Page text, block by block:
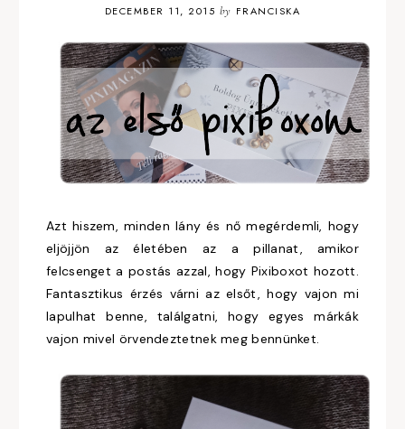
DECEMBER 11, 2015 by FRANCISKA
Azt hiszem, minden lány és nő megérdemli, hogy
eljöjjön az életében az a pillanat, amikor
felcsenget a postás azzal, hogy Pixiboxot hozott.
Fantasztikus érzés várni az elsőt, hogy vajon mi
lapulhat benne, találgatni, hogy egyes márkák
vajon mivel örvendeztetnek meg bennünket.